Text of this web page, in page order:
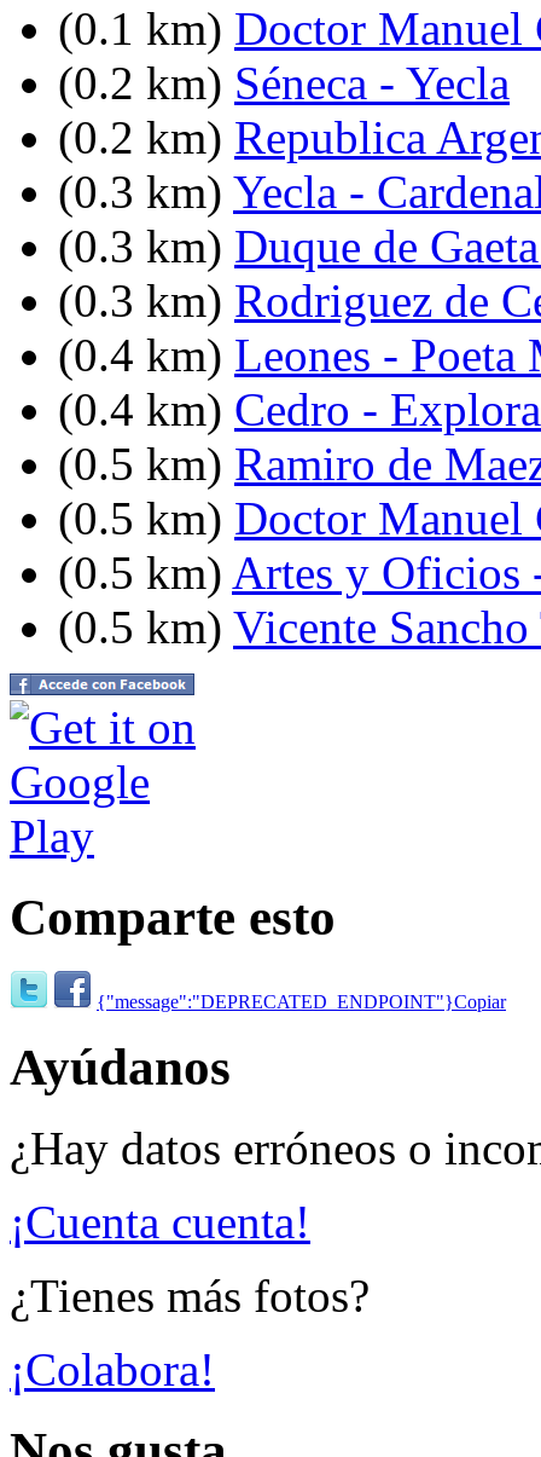
(0.1 km) Doctor Manuel
(0.2 km) Séneca - Yecla
(0.2 km) Republica
(0.3 km) Yecla -
(0.3 km) Duque de
(0.3 km) Rodriguez de
(0.4 km) Leones - Poeta
(0.4 km) Cedro -
(0.5 km) Ramiro de
(0.5 km) Doctor Manuel
(0.5 km) Artes y Oficios
(0.5 km) Vicente
Comparte esto
{"message":"DEPRECATED_ENDPOINT"}Copiar
Ayúdanos
¿Hay datos erróneos o
¡Cuenta cuenta!
¿Tienes más fotos?
¡Colabora!